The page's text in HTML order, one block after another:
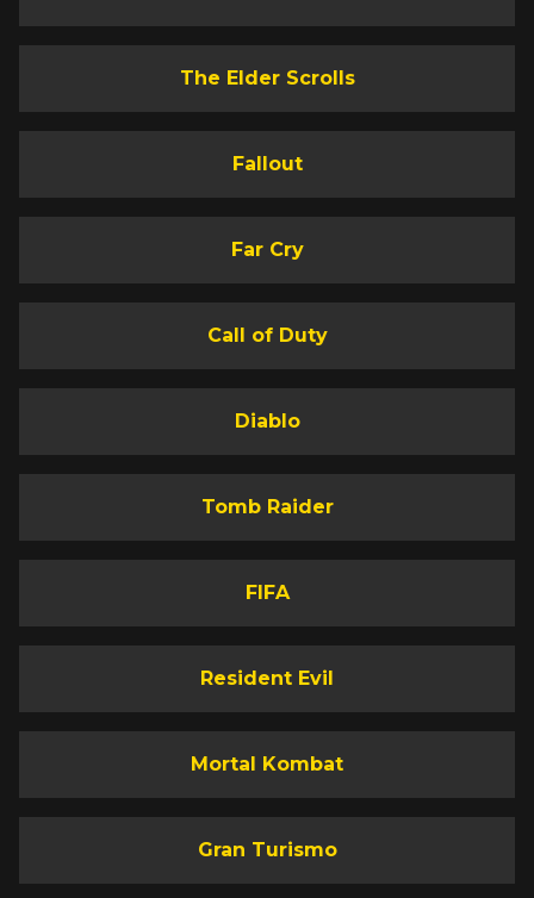
The Elder Scrolls
Fallout
Far Cry
Call of Duty
Diablo
Tomb Raider
FIFA
Resident Evil
Mortal Kombat
Gran Turismo